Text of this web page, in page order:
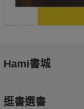
Hami書城
逛書選書